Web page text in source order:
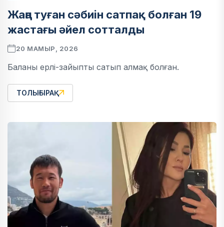
Жаңа туған сәбиін сатпақ болған 19
жастағы әйел сотталды
20 МАМЫР, 2026
Баланы ерлі-зайыпты сатып алмақ болған.
ТОЛЫҒЫРАҚ